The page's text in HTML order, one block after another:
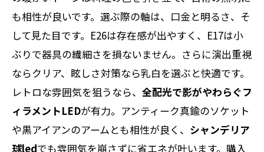
も相性が良いです。選ぶ際の軸は、口金と明るさ、そ
して見た目です。E26は存在感が出やすく、E17は小
ぶりで器具の繊細さを損ないません。さらに演出重視
ならクリア、眩しさ対策なら乳白を選ぶと快適です。
レトロな雰囲気を狙うなら、 全配光で影がやわらぐフ
ィラメントLEDが有力。アンティーク真鍮のソケット
や黒アイアンのアームとも相性が良く、 シャンデリア
球ledでも雰囲気を崩さずに省エネが叶います。購入